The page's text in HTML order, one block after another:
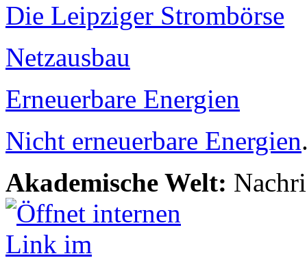
Die Leipziger Strombörse
Netzausbau
Erneuerbare Energien
Nicht erneuerbare Energien
Akademische Welt: